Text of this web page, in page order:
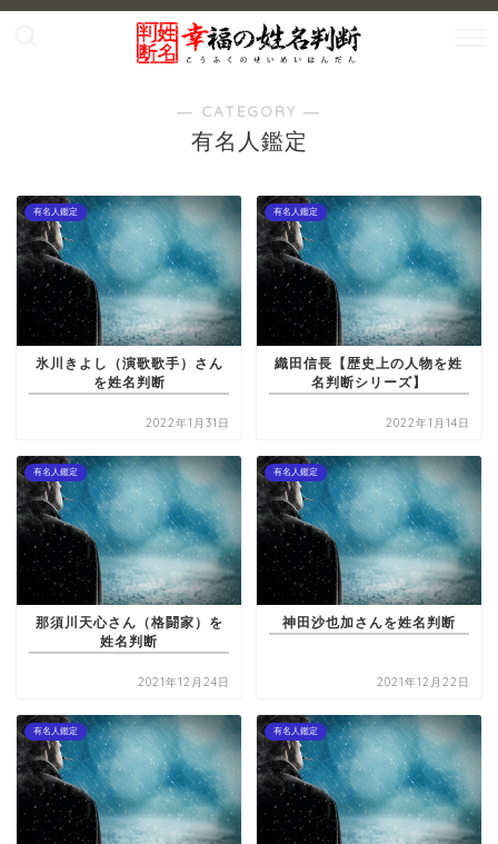
― CATEGORY ―
有名人鑑定
有名人鑑定
氷川きよし（演歌歌手）さん
を姓名判断
2022年1月31日
有名人鑑定
織田信長【歴史上の人物を姓
名判断シリーズ】
2022年1月14日
有名人鑑定
那須川天心さん（格闘家）を
姓名判断
2021年12月24日
有名人鑑定
神田沙也加さんを姓名判断
2021年12月22日
有名人鑑定 有名人鑑定